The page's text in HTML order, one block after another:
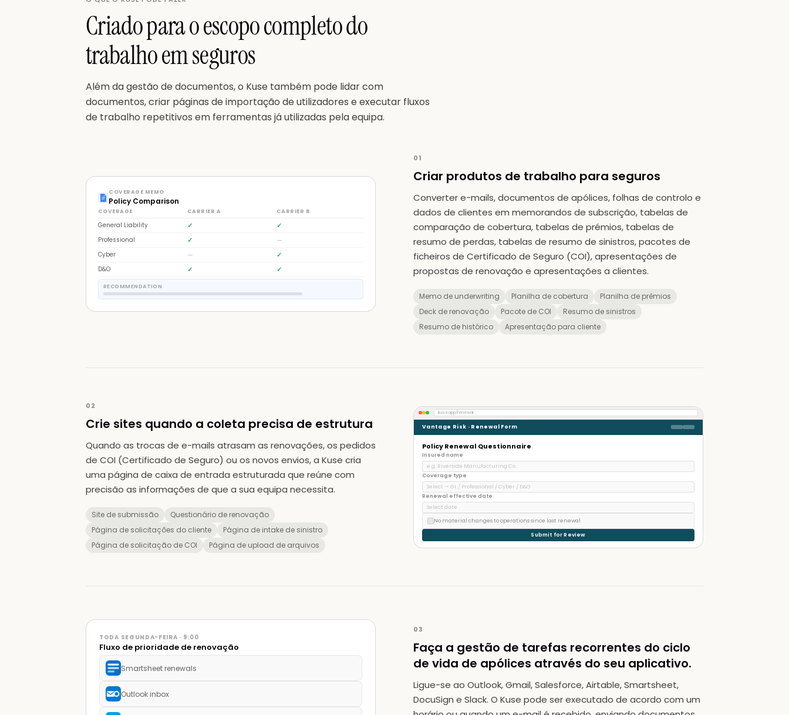
Criado para o escopo completo do
trabalho em seguros
Além da gestão de documentos, o Kuse também pode lidar com
documentos, criar páginas de importação de utilizadores e executar fluxos
de trabalho repetitivos em ferramentas já utilizadas pela equipa.
COVERAGE MEMO
Policy Comparison
COVERAGE CARRIER A CARRIER B
General Liability ✓ ✓
Professional ✓ —
Cyber — ✓
D&O ✓ ✓
RECOMMENDATION
01
Criar produtos de trabalho para seguros
Converter e-mails, documentos de apólices, folhas de controlo e
dados de clientes em memorandos de subscrição, tabelas de
comparação de cobertura, tabelas de prémios, tabelas de
resumo de perdas, tabelas de resumo de sinistros, pacotes de
ficheiros de Certificado de Seguro (COI), apresentações de
propostas de renovação e apresentações a clientes.
Memo de underwriting Planilha de cobertura
Planilha de prêmios
Deck de renovação
Pacote de COI
Resumo de sinistros
Resumo de histórico
Apresentação para cliente
kuse.app/renewal
Vantage Risk · Renewal Form
Policy Renewal Questionnaire
Insured name
e.g. Riverside Manufacturing Co.
Coverage type
Select — GL / Professional / Cyber / D&O
Renewal effective date
Select date
No material changes to operations since last renewal
Submit for Review
02
Crie sites quando a coleta precisa de estrutura
Quando as trocas de e-mails atrasam as renovações, os pedidos
de COI (Certificado de Seguro) ou os novos envios, a Kuse cria
uma página de caixa de entrada estruturada que reúne com
precisão as informações de que a sua equipa necessita.
Site de submissão
Questionário de renovação
Página de solicitações do cliente
Página de intake de sinistro
Página de solicitação de COI
Página de upload de arquivos
TODA SEGUNDA-FEIRA · 9:00
Fluxo de prioridade de renovação
Smartsheet renewals
Outlook inbox
03
Faça a gestão de tarefas recorrentes do ciclo
de vida de apólices através do seu aplicativo.
Ligue-se ao Outlook, Gmail, Salesforce, Airtable, Smartsheet,
DocuSign e Slack. O Kuse pode ser executado de acordo com um